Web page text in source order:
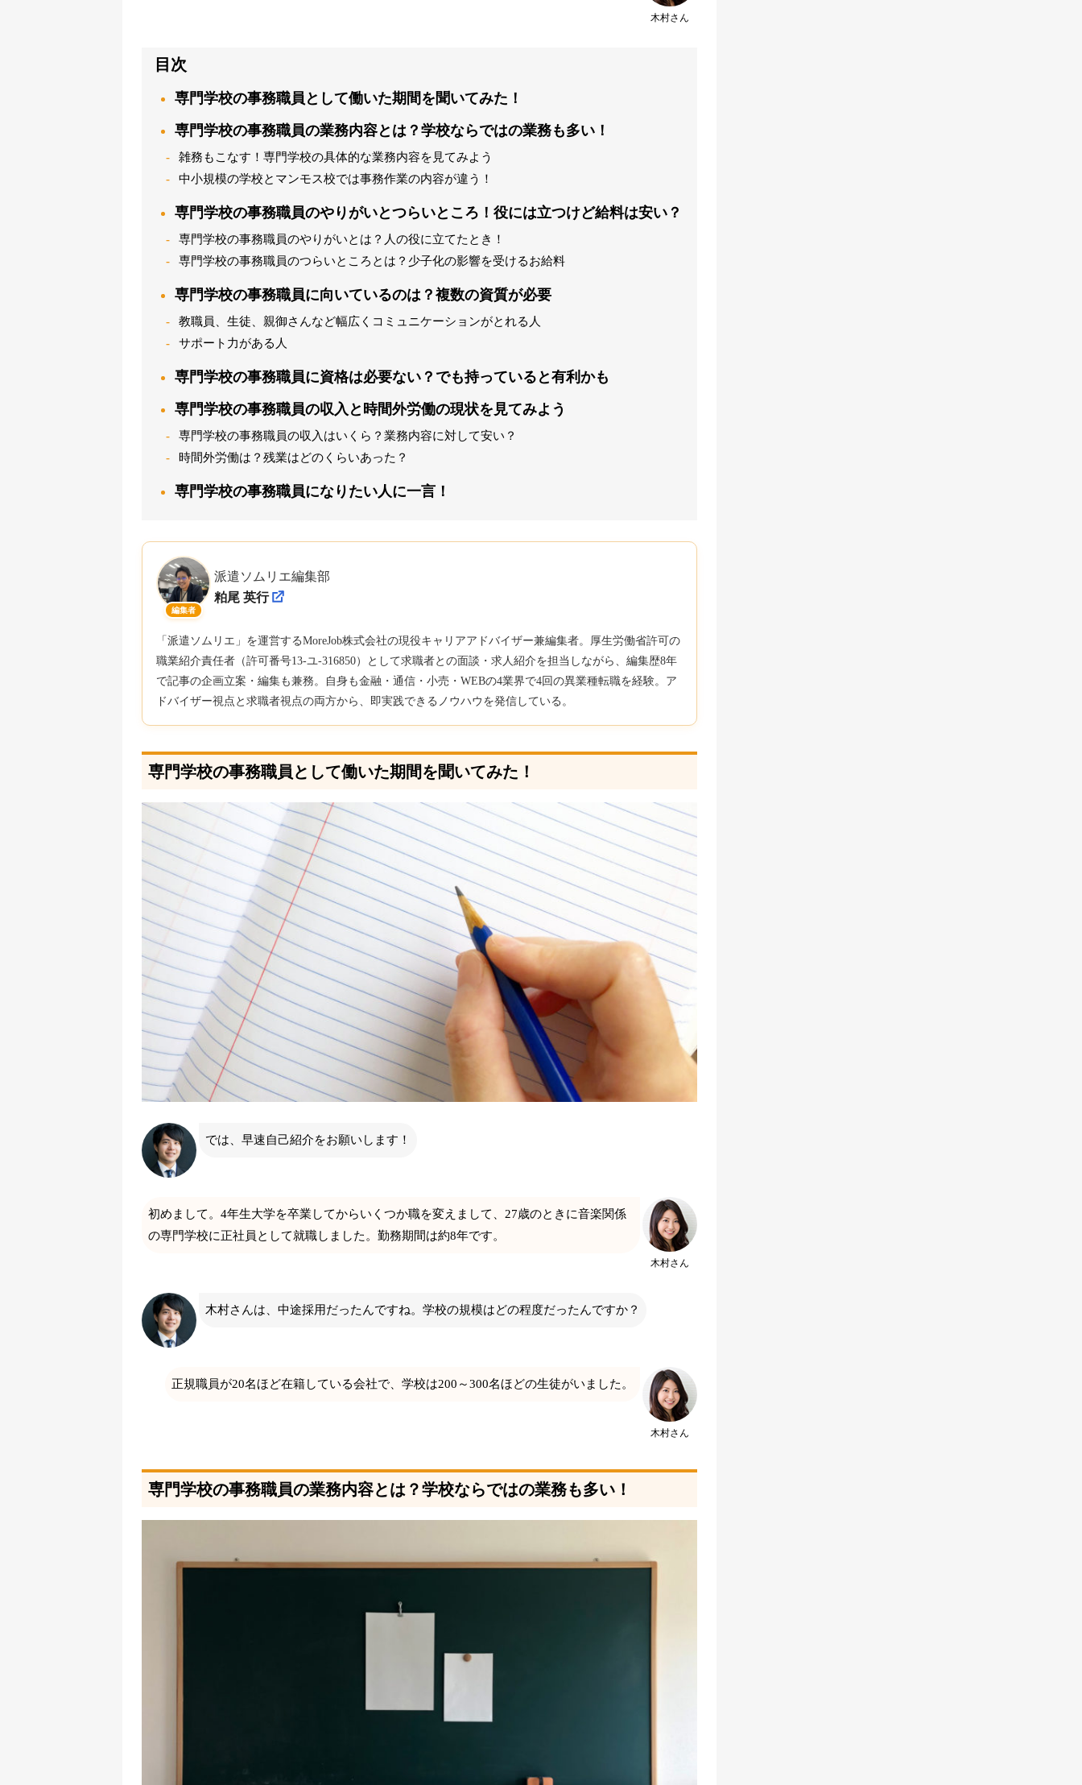
木村さん
目次
専門学校の事務職員として働いた期間を聞いてみた！
専門学校の事務職員の業務内容とは？学校ならではの業務も多い！
雑務もこなす！専門学校の具体的な業務内容を見てみよう
中小規模の学校とマンモス校では事務作業の内容が違う！
専門学校の事務職員のやりがいとつらいところ！役には立つけど給料は安い？
専門学校の事務職員のやりがいとは？人の役に立てたとき！
専門学校の事務職員のつらいところとは？少子化の影響を受けるお給料
専門学校の事務職員に向いているのは？複数の資質が必要
教職員、生徒、親御さんなど幅広くコミュニケーションがとれる人
サポート力がある人
専門学校の事務職員に資格は必要ない？でも持っていると有利かも
専門学校の事務職員の収入と時間外労働の現状を見てみよう
専門学校の事務職員の収入はいくら？業務内容に対して安い？
時間外労働は？残業はどのくらいあった？
専門学校の事務職員になりたい人に一言！
編集者
派遣ソムリエ編集部
粕尾 英行
「派遣ソムリエ」を運営するMoreJob株式会社の現役キャリアアドバイザー兼編集者。厚生労働省許可の
職業紹介責任者（許可番号13-ユ-316850）として求職者との面談・求人紹介を担当しながら、編集歴8年
で記事の企画立案・編集も兼務。自身も金融・通信・小売・WEBの4業界で4回の異業種転職を経験。ア
ドバイザー視点と求職者視点の両方から、即実践できるノウハウを発信している。
専門学校の事務職員として働いた期間を聞いてみた！
では、早速自己紹介をお願いします！
初めまして。4年生大学を卒業してからいくつか職を変えまして、27歳のときに音楽関係
の専門学校に正社員として就職しました。勤務期間は約8年です。
木村さん
木村さんは、中途採用だったんですね。学校の規模はどの程度だったんですか？
正規職員が20名ほど在籍している会社で、学校は200～300名ほどの生徒がいました。
木村さん
専門学校の事務職員の業務内容とは？学校ならではの業務も多い！